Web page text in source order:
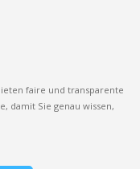
faire und transparente
damit Sie genau wissen,